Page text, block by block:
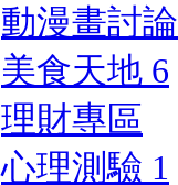
動漫畫討論
美食天地 6
理財專區
心理測驗 1